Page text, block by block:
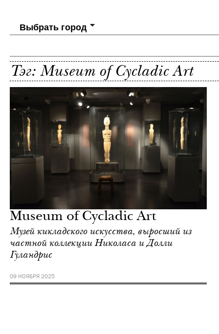
Выбрать город
Тэг: Museum of Cycladic Art
Museum of Cycladic Art
Музей кикладского искусства, выросший из
частной коллекции Николаса и Долли
Гуландрис
09 НОЯБРЯ 2025